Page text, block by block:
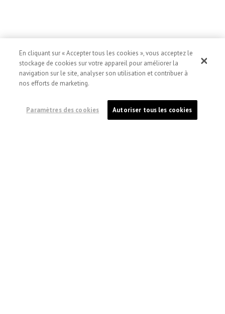
En cliquant sur « Accepter tous les cookies », vous acceptez le
stockage de cookies sur votre appareil pour améliorer la
navigation sur le site, analyser son utilisation et contribuer à
nos efforts de marketing.
Paramètres des cookies Autoriser tous les cookies